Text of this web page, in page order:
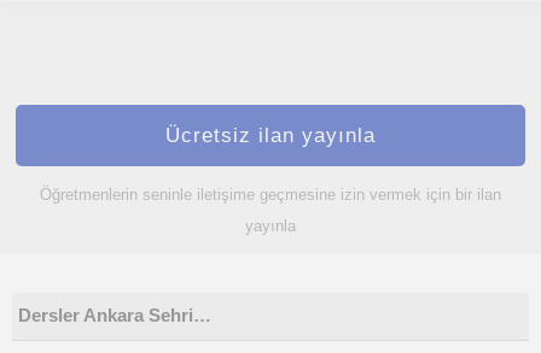
Ücretsiz ilan yayınla
Öğretmenlerin seninle iletişime geçmesine izin vermek için bir ilan
yayınla
Dersler Ankara Sehri…